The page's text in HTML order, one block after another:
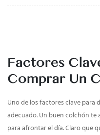
Factores
Comprar Un
Uno de los factores clave para
adecuado. Un buen colchón
para afrontar el día. Claro que